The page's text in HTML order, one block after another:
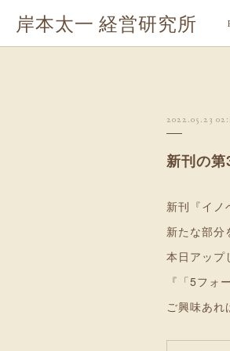
岸本太一 経営研究所
2022.05.23
新刊の第
新刊『イノ
新たな部分
本日アップ
『「5フォ
ご興味あれ